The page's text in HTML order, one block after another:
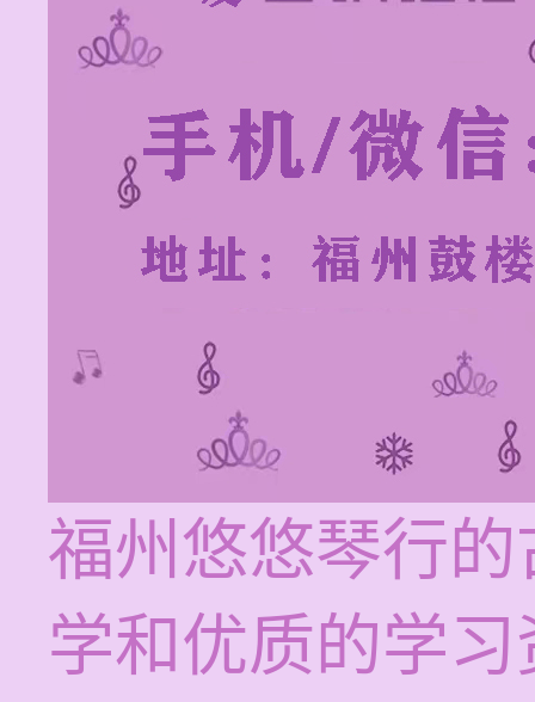
福州悠悠琴行
学和优质的学